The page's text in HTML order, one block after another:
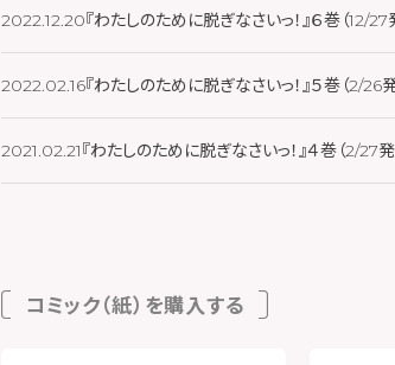
2022.12.20『わたしのために脱ぎなさいっ！』６巻（12/27
2022.02.16『わたしのために脱ぎなさいっ！』５巻（2/26
2021.02.21『わたしのために脱ぎなさいっ！』４巻（2/27発
コミック（紙）を購入する